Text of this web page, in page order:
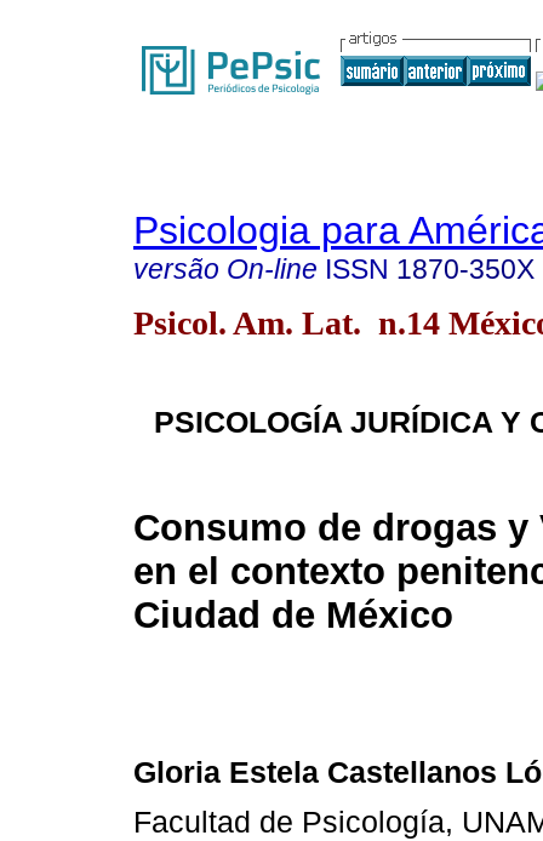
Psicologia para
versão On-line ISSN 1870-350X
Psicol. Am. Lat. n.14
PSICOLOGÍA JURÍDICA Y
Consumo de drogas y
en el contexto
Ciudad de México
Gloria Estela Castellanos
Facultad de Psicología,